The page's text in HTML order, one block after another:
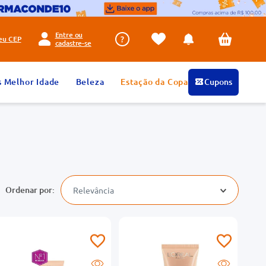
CEP
Entre ou
cadastre-se
Melhor Idade Beleza Estação da Copa Cupons
Relevância